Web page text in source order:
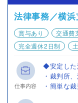
法律事務／横浜
賞与あり
交通費
完全週休2日制
仕事内容
◆安定した
・裁判所
・簡単な